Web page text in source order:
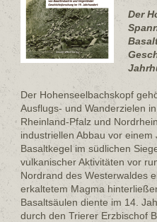
Der
Der Hohenseelbachskopf
Ausflugs- und Wanderzielen
Rheinland-Pfalz und
industriellen Abbau vor
Basaltkegel im südlichen
vulkanischer Aktivitäten vor
Nordrand des Westerwaldes
erkaltetem Magma
Basaltsäulen diente im 14.
durch den Trierer Erzbischof